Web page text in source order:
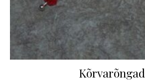
Kõrvarõngad